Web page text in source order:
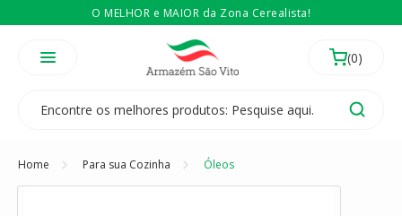
O MELHOR e MAIOR da Zona Cerealista!
Temos 3 lojas físicas na Zona Cerealista de São Paulo!
É revendedor? EntãoCompre no atacado
Home Para sua Cozinha Óleos